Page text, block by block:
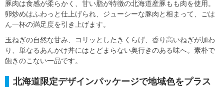
豚肉は食感が柔らかく、甘い脂が特徴の北海道産豚もも肉を使用。
卵炒めはふわっと仕上げられ、ジューシーな豚肉と相まって、ごは
ん一杯の満足度を引き上げます。
玉ねぎの自然な甘み、コリッとしたきくらげ、香り高いねぎが加わ
り、単なるあんかけ丼にはとどまらない奥行きのある味へ。素朴で
飽きのこない一品です。
北海道限定デザインパッケージで地域色をプラス